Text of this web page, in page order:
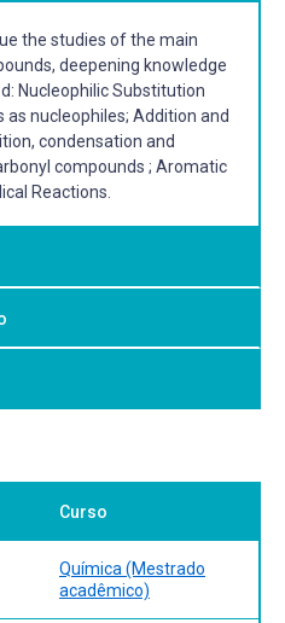
the studies of the main
deepening knowledge
Nucleophilic Substitution
as nucleophiles; Addition and
condensation and
compounds ; Aromatic
Reactions.
Part B: Reactions and
New York2004.
methods of organic
New York, 1987.
& WOTHERS, Organic
Curso
Química (Mestrado
acadêmico)